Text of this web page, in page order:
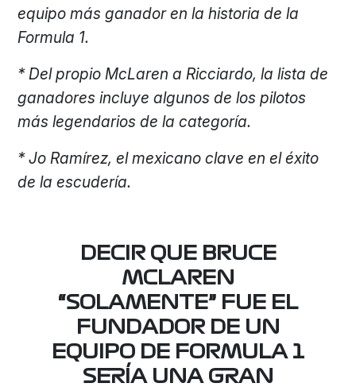
equipo más ganador en la historia de la
Formula 1.
* Del propio McLaren a Ricciardo, la lista de
ganadores incluye algunos de los pilotos
más legendarios de la categoría.
* Jo Ramírez, el mexicano clave en el éxito
de la escudería.
DECIR QUE BRUCE
MCLAREN
“SOLAMENTE” FUE EL
FUNDADOR DE UN
EQUIPO DE FORMULA 1
SERÍA UNA GRAN